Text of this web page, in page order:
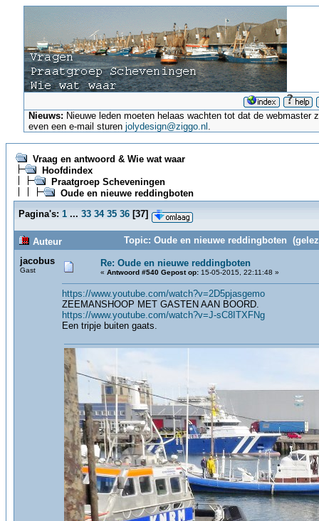
Nieuws: Nieuwe leden moeten helaas wachten tot dat de
even een e-mail sturenjolydesign@ziggo.nl .
Vraag en antwoord & Wie wat waar
Hoofdindex
Praatgroep Scheveningen
Oude en nieuwe reddingboten
Pagina's: 1 ... 33 34 35 36 [37]
Auteur
Topic: Oude en nieuwe reddingboten
jacobus
Gast
Re: Oude en nieuwe reddingboten
« Antwoord #540 Gepost op: 15-05-2015, 22:11:48 »
https://www.youtube.com/watch?v=2D5pjasgemo
ZEEMANSHOOP MET GASTEN AAN BOORD.
https://www.youtube.com/watch?v=J-sC8ITXFNg
Een tripje buiten gaats.